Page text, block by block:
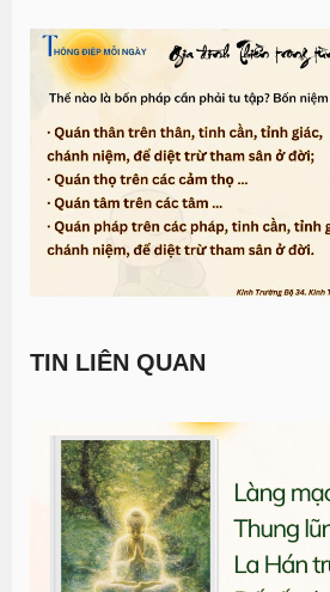
TIN LIÊN QUAN